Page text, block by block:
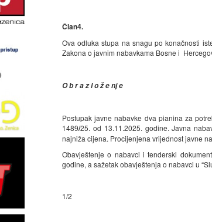
Član4.
Ova odluka stupa na snagu po konačnosti
Zakona o javnim nabavkama Bosne i
O b r a z l o ž e nj e
Postupak javne nabavke dva pianina za
1489/25. od 13.11.2025. godine. Javna
najniža cijena. Procijenjena vrijednost javne
Obavještenje o nabavci i tenderski
godine, a sažetak obavještenja o nabavci u
1/2